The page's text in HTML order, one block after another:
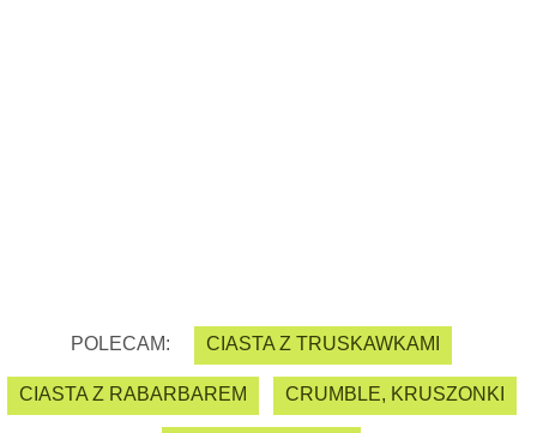
POLECAM: CIASTA Z TRUSKAWKAMI
CIASTA Z RABARBAREM CRUMBLE, KRUSZONKI